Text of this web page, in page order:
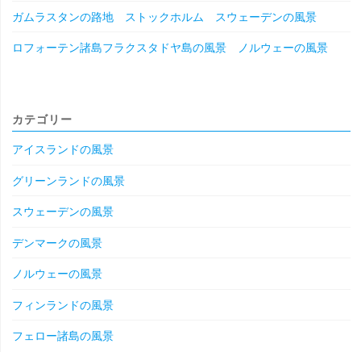
ガムラスタンの路地 ストックホルム スウェーデンの風景
ロフォーテン諸島フラクスタドヤ島の風景 ノルウェーの風景
カテゴリー
アイスランドの風景
グリーンランドの風景
スウェーデンの風景
デンマークの風景
ノルウェーの風景
フィンランドの風景
フェロー諸島の風景